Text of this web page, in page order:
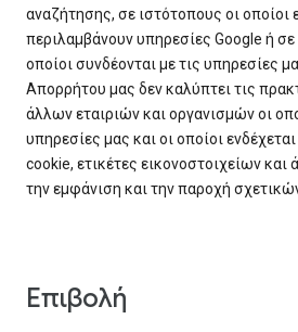
αναζήτησης, σε ιστότοπους οι οποίοι
περιλαμβάνουν υπηρεσίες Google ή
οποίοι συνδέονται με τις υπηρεσίες
Απορρήτου μας δεν καλύπτει τις
άλλων εταιριών και οργανισμών οι
υπηρεσίες μας και οι οποίοι
cookie, ετικέτες εικονοστοιχείων και
την εμφάνιση και την παροχή
Επιβολή